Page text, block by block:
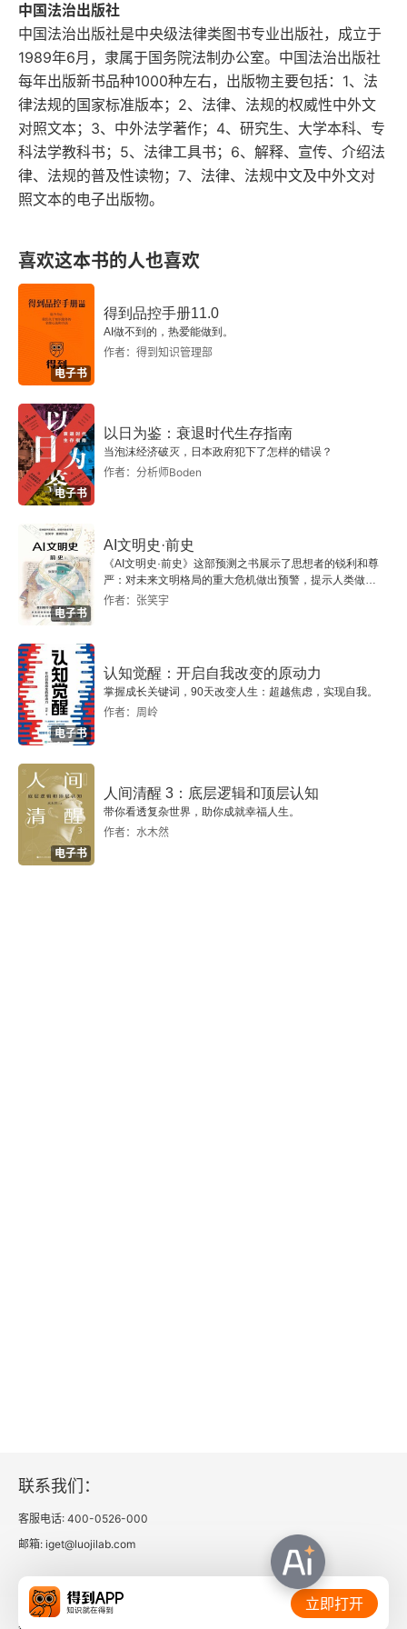
第二章 自我与本我
第三章 自我与超我（自我理想）
第四章 两类本能
第五章 自我的依赖关系
附录一 描述性意义上的无意识和动力学意义上的无
附录二 力比多的大储藏库
译后记
中国法治出版社
中国法治出版社是中央级法律类图书专业出版社，成立于
1989年6月，隶属于国务院法制办公室。中国法治出版社
每年出版新书品种1000种左右，出版物主要包括：1、法
律法规的国家标准版本；2、法律、法规的权威性中外文
对照文本；3、中外法学著作；4、研究生、大学本科、专
科法学教科书；5、法律工具书；6、解释、宣传、介绍法
律、法规的普及性读物；7、法律、法规中文及中外文对
照文本的电子出版物。
喜欢这本书的人也喜欢
电子书
得到品控手册11.0
AI做不到的，热爱能做到。
作者：得到知识管理部
电子书
以日为鉴：衰退时代生存指南
当泡沫经济破灭，日本政府犯下了怎样的错误？
作者：分析师Boden
电子书
AI文明史·前史
《AI文明史·前史》这部预测之书展示了思想者的锐利和尊
严：对未来文明格局的重大危机做出预警，提示人类做出
智慧的选择。
作者：张笑宇
电子书
认知觉醒：开启自我改变的原动力
掌握成长关键词，90天改变人生：超越焦虑，实现自我。
作者：周岭
电子书
人间清醒 3：底层逻辑和顶层认知
带你看透复杂世界，助你成就幸福人生。
作者：水木然
联系我们：
客服电话: 400-0526-000
邮箱: iget@luojilab.com
相关链接： 立即打开